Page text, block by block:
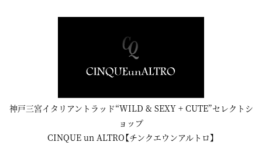
神戸三宮イタリアントラッド“WILD & SEXY + CUTE”セレクトシ
ョップ
CINQUE un ALTRO【チンクエウンアルトロ】